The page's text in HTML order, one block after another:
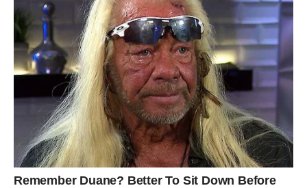
rađa nova faza – ona u kojoj će ga publika ponovo
upoznati, ovaj put bez dječjeg lika, ali sa istom snagom
emocije.
Oglasi